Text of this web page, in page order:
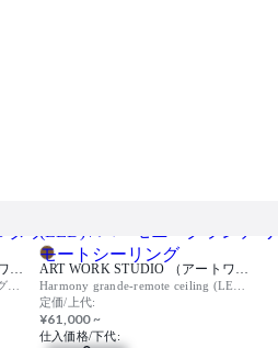
ART WORK STUDIO （アートワークスタジオ） ART WORK STUDIO （アートワークスタジオ）
定価/上代:
¥61,000 ~
仕入価格/下代: